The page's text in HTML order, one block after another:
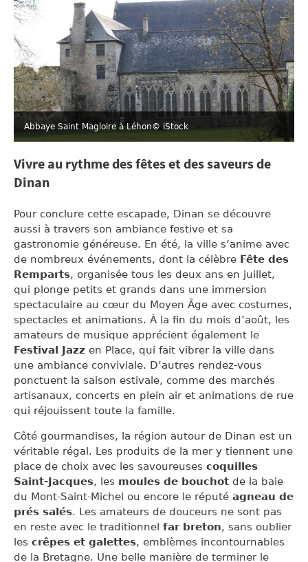
Abbaye Saint Magloire à Léhon© iStock
Vivre au rythme des fêtes et des saveurs de
Dinan
Pour conclure cette escapade, Dinan se découvre
aussi à travers son ambiance festive et sa
gastronomie généreuse. En été, la ville s’anime avec
de nombreux événements, dont la célèbre Fête des
Remparts, organisée tous les deux ans en juillet,
qui plonge petits et grands dans une immersion
spectaculaire au cœur du Moyen Âge avec costumes,
spectacles et animations. À la fin du mois d’août, les
amateurs de musique apprécient également le
Festival Jazz en Place, qui fait vibrer la ville dans
une ambiance conviviale. D’autres rendez-vous
ponctuent la saison estivale, comme des marchés
artisanaux, concerts en plein air et animations de rue
qui réjouissent toute la famille.
Côté gourmandises, la région autour de Dinan est un
véritable régal. Les produits de la mer y tiennent une
place de choix avec les savoureuses coquilles
Saint-Jacques, les moules de bouchot de la baie
du Mont-Saint-Michel ou encore le réputé agneau de
prés salés. Les amateurs de douceurs ne sont pas
en reste avec le traditionnel far breton, sans oublier
les crêpes et galettes, emblèmes incontournables
de la Bretagne. Une belle manière de terminer le